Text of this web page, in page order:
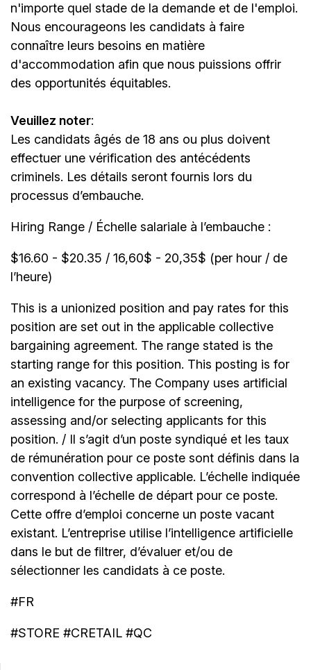
n'importe quel stade de la demande et de l'emploi.
Nous encourageons les candidats à faire
connaître leurs besoins en matière
d'accommodation afin que nous puissions offrir
des opportunités équitables.
Veuillez noter:
Les candidats âgés de 18 ans ou plus doivent
effectuer une vérification des antécédents
criminels. Les détails seront fournis lors du
processus d’embauche.
Hiring Range / Échelle salariale à l’embauche :
$16.60 - $20.35 / 16,60$ - 20,35$ (per hour / de
l’heure)
This is a unionized position and pay rates for this
position are set out in the applicable collective
bargaining agreement. The range stated is the
starting range for this position. This posting is for
an existing vacancy. The Company uses artificial
intelligence for the purpose of screening,
assessing and/or selecting applicants for this
position. / Il s’agit d’un poste syndiqué et les taux
de rémunération pour ce poste sont définis dans la
convention collective applicable. L’échelle indiquée
correspond à l’échelle de départ pour ce poste.
Cette offre d’emploi concerne un poste vacant
existant. L’entreprise utilise l’intelligence artificielle
dans le but de filtrer, d’évaluer et/ou de
sélectionner les candidats à ce poste.
#FR
#STORE #CRETAIL #QC